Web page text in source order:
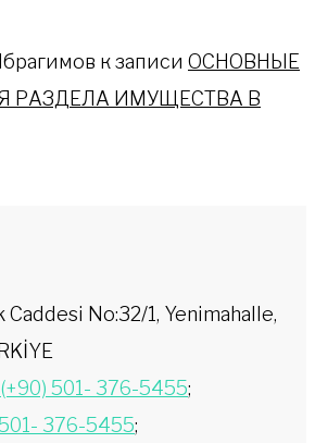
к записи ОСНОВНЫЕ
РАЗДЕЛА ИМУЩЕСТВА В
No:32/1, Yenimahalle,
(+90) 501- 376-5455;
376-5455;